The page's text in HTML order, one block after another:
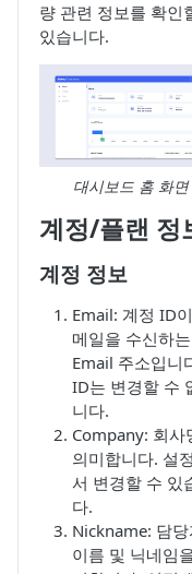
량 관련 정보를 확인
있습니다.
대시보드 홈 화면
계정/플랜 정
계정 정보
Email: 계정 ID
메일을 수신하는
Email 주소입니
ID는 변경할 수
니다.
Company: 회사
의미합니다. 설
서 변경할 수 있
다.
Nickname: 담
이름 및 닉네임